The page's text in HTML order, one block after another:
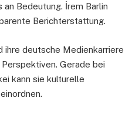
an Bedeutung. İrem Barlin
Berichterstattung.
ihre deutsche Medienkarriere
Gerade bei
kann sie kulturelle